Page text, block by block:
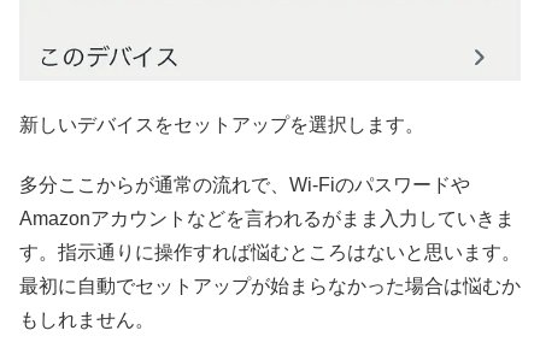
新しいデバイスをセットアップを選択します。
多分ここからが通常の流れで、Wi-Fiのパスワードや
Amazonアカウントなどを言われるがまま入力していきま
す。指示通りに操作すれば悩むところはないと思います。
最初に自動でセットアップが始まらなかった場合は悩むか
もしれません。